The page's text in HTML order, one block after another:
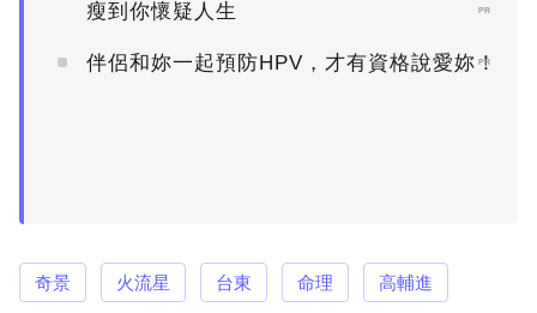
瘦到你懷疑人生
PR
伴侶和妳一起預防HPV，才有資格說愛妳！
PR
奇景 火流星 台東 命理 高輔進